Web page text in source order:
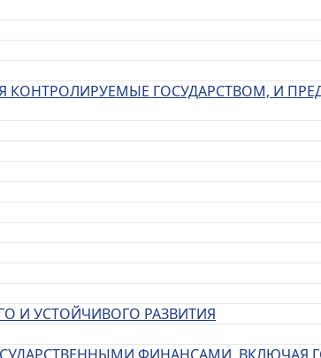
КОНТРОЛИРУЕМЫЕ ГОСУДАРСТВОМ, И
И УСТОЙЧИВОГО РАЗВИТИЯ